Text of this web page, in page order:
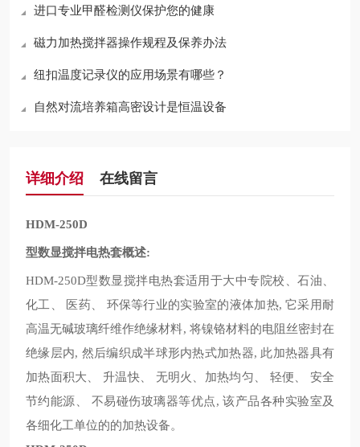
进口专业甲醛检测仪保护您的健康
磁力加热搅拌器操作规程及保养办法
纽扣温度记录仪的应用场景有哪些？
自然对流培养箱高密设计是恒温设备
详细介绍 在线留言
HDM-250D
型数显搅拌电热套概述:
HDM-250D型数显搅拌电热套适用于大中专院校、石油、
化工、
医药、 环保等行业的实验室的液体加热,它采用耐
高温无碱玻璃纤维作绝缘材料, 将镍铬材料的电阻丝密封在
绝缘层内, 然后编织成半球形内热式加热器, 此加热器具有
加热面积大、
升温快、 无明火、加热均匀、 轻便、
安全
节约能源、
不易碰伤玻璃器等优点,该产品各种实验室及
各细化工单位的的加热设备。